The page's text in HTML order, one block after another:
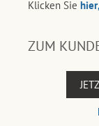
Klicken Sie hier,
ZUM